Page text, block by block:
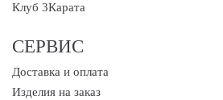
Клуб 3Карата
СЕРВИС
Доставка и оплата
Изделия на заказ